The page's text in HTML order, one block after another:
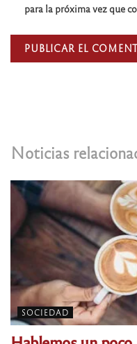
Noticias
SOCIEDAD
para la próxima vez que